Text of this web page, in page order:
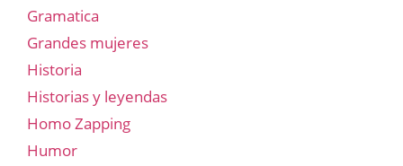
Gramatica
Grandes mujeres
Historia
Historias y leyendas
Homo Zapping
Humor